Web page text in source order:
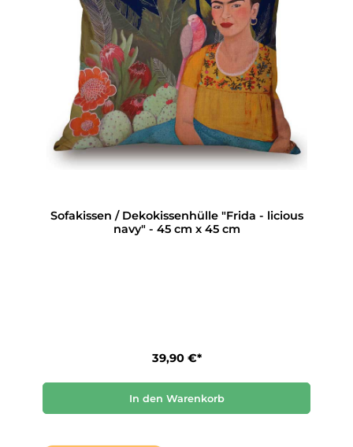
Sofakissen / Dekokissenhülle "Frida - licious
navy" - 45 cm x 45 cm
39,90 €*
In den Warenkorb